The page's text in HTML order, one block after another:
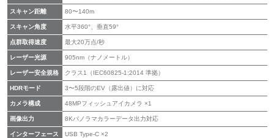
スキャン距離 80〜140m
スキャン角度 水平360°、垂直59°
点群取得速度 最大20万点/秒
レーザー光源 905nm（ナノメートル）
レーザー安全規格 クラス1（IEC60825-1:2014 準拠）
HDRモード 3〜5段階のEV（露出値）に対応
カメラ構成 48MPフィッシュアイカメラ ×1
画像出力 8Kパノラマカラーデータ出力対応
インターフェース USB Type-C ×2